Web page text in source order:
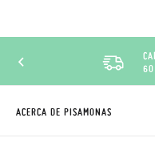
60 DÍAS
ACERCA DE PISAMONAS